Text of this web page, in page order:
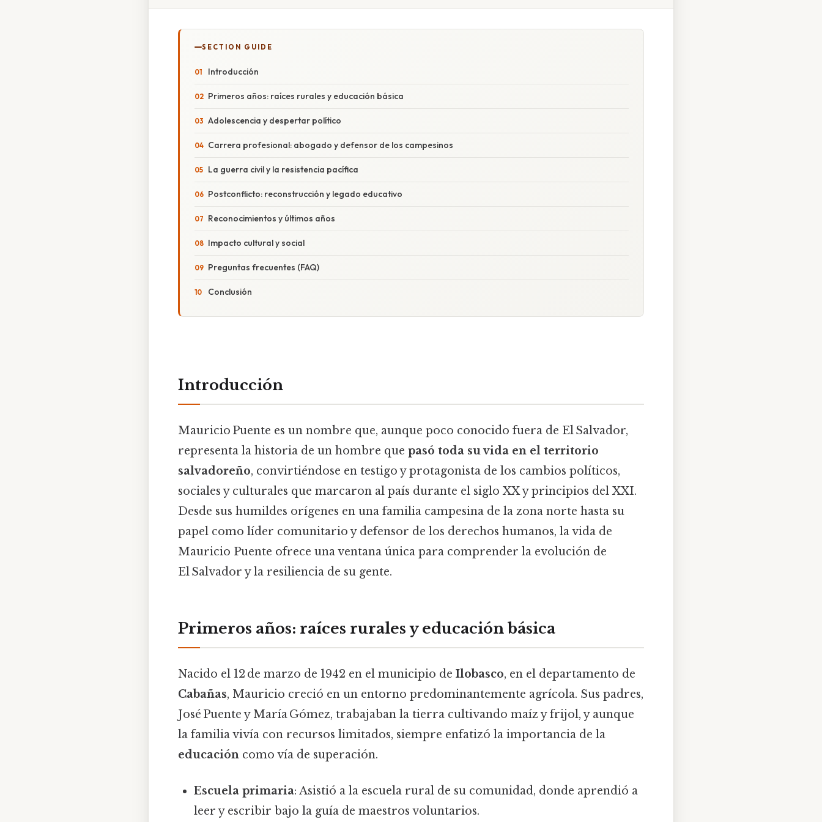
SECTION GUIDE
Introducción
Primeros años: raíces rurales y educación básica
Adolescencia y despertar político
Carrera profesional: abogado y defensor de los campesinos
La guerra civil y la resistencia pacífica
Postconflicto: reconstrucción y legado educativo
Reconocimientos y últimos años
Impacto cultural y social
Preguntas frecuentes (FAQ)
Conclusión
Introducción
Mauricio Puente es un nombre que, aunque poco conocido fuera de El Salvador,
representa la historia de un hombre que pasó toda su vida en el territorio
salvadoreño, convirtiéndose en testigo y protagonista de los cambios políticos,
sociales y culturales que marcaron al país durante el siglo XX y principios del XXI.
Desde sus humildes orígenes en una familia campesina de la zona norte hasta su
papel como líder comunitario y defensor de los derechos humanos, la vida de
Mauricio Puente ofrece una ventana única para comprender la evolución de
El Salvador y la resiliencia de su gente.
Primeros años: raíces rurales y educación básica
Nacido el 12 de marzo de 1942 en el municipio de Ilobasco, en el departamento de
Cabañas, Mauricio creció en un entorno predominantemente agrícola. Sus padres,
José Puente y María Gómez, trabajaban la tierra cultivando maíz y frijol, y aunque
la familia vivía con recursos limitados, siempre enfatizó la importancia de la
educación como vía de superación.
Escuela primaria: Asistió a la escuela rural de su comunidad, donde aprendió a
leer y escribir bajo la guía de maestros voluntarios.